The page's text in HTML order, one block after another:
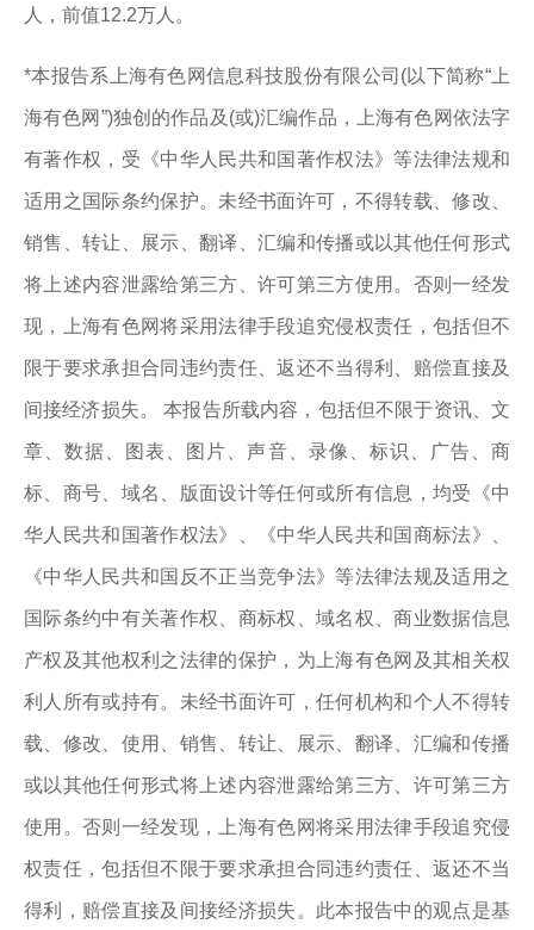
人，前值12.2万人。
*本报告系上海有色网信息科技股份有限公司(以下简称“上
海有色网”)独创的作品及(或)汇编作品，上海有色网依法字
有著作权，受《中华人民共和国著作权法》等法律法规和
适用之国际条约保护。未经书面许可，不得转载、修改、
销售、转让、展示、翻译、汇编和传播或以其他任何形式
将上述内容泄露给第三方、许可第三方使用。否则一经发
现，上海有色网将采用法律手段追究侵权责任，包括但不
限于要求承担合同违约责任、返还不当得利、赔偿直接及
间接经济损失。 本报告所载内容，包括但不限于资讯、文
章、数据、图表、图片、声音、录像、标识、广告、商
标、商号、域名、版面设计等任何或所有信息，均受《中
华人民共和国著作权法》、《中华人民共和国商标法》、
《中华人民共和国反不正当竞争法》等法律法规及适用之
国际条约中有关著作权、商标权、域名权、商业数据信息
产权及其他权利之法律的保护，为上海有色网及其相关权
利人所有或持有。未经书面许可，任何机构和个人不得转
载、修改、使用、销售、转让、展示、翻译、汇编和传播
或以其他任何形式将上述内容泄露给第三方、许可第三方
使用。否则一经发现，上海有色网将采用法律手段追究侵
权责任，包括但不限于要求承担合同违约责任、返还不当
得利，赔偿直接及间接经济损失。此本报告中的观点是基